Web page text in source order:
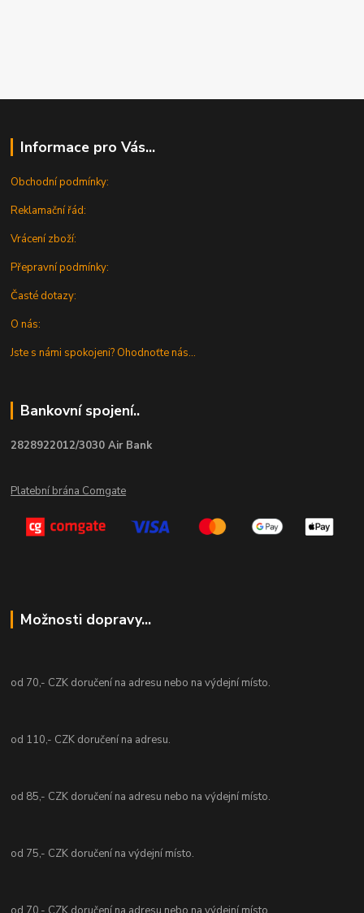
Informace pro Vás...
Obchodní podmínky:
Reklamační řád:
Vrácení zboží:
Přepravní podmínky:
Časté dotazy:
O nás:
Jste s námi spokojeni? Ohodnoťte nás...
Bankovní spojení..
2828922012/3030 Air Bank
Platební brána Comgate
Možnosti dopravy...
od 70,- CZK doručení na adresu nebo na výdejní místo.
od 110,- CZK doručení na adresu.
od 85,- CZK doručení na adresu nebo na výdejní místo.
od 75,- CZK doručení na výdejní místo.